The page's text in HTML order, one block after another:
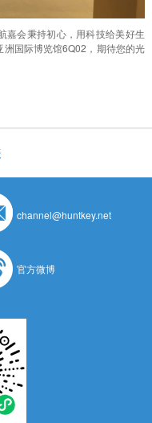
嘉会秉持初心，用科技给美好生
国际博览馆6Q02，期待您的光
channel@huntkey.net
官方微博